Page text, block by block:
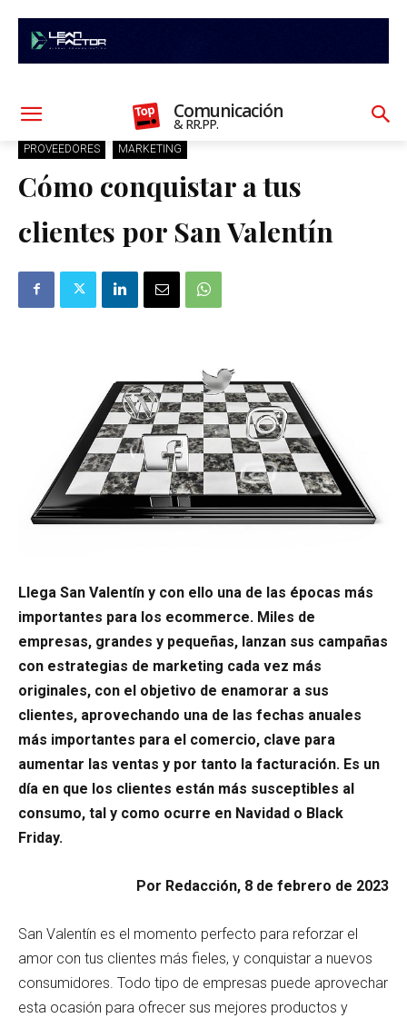
Comunicación
& RR.PP.
PROVEEDORES MARKETING
Cómo conquistar a tus
clientes por San Valentín
Llega San Valentín y con ello una de las épocas más
importantes para los ecommerce. Miles de
empresas, grandes y pequeñas, lanzan sus campañas
con estrategias de marketing cada vez más
originales, con el objetivo de enamorar a sus
clientes, aprovechando una de las fechas anuales
más importantes para el comercio, clave para
aumentar las ventas y por tanto la facturación. Es un
día en que los clientes están más susceptibles al
consumo, tal y como ocurre en Navidad o Black
Friday.
Por Redacción, 8 de febrero de 2023
San Valentín es el momento perfecto para reforzar el
amor con tus clientes más fieles, y conquistar a nuevos
consumidores. Todo tipo de empresas puede aprovechar
esta ocasión para ofrecer sus mejores productos y